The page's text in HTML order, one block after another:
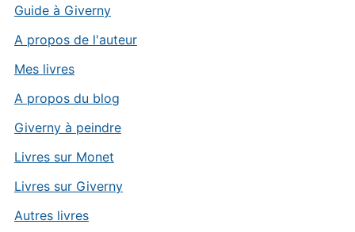
Guide à Giverny
A propos de l'auteur
Mes livres
A propos du blog
Giverny à peindre
Livres sur Monet
Livres sur Giverny
Autres livres